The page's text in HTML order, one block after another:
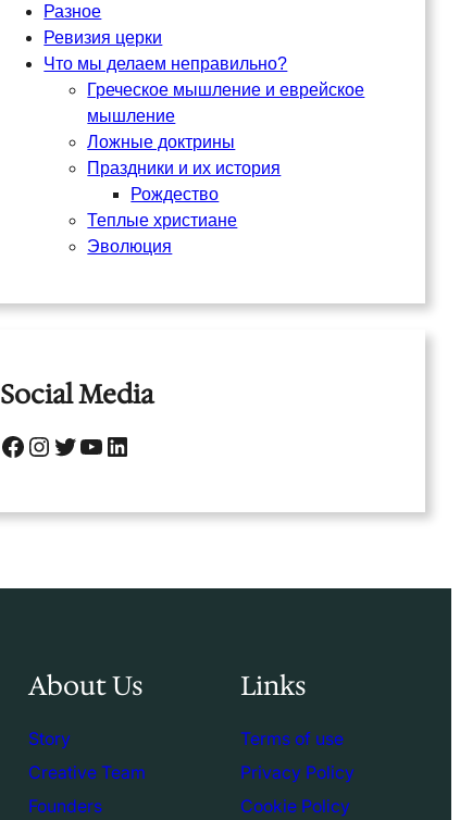
Разное
Ревизия церки
Что мы делаем неправильно?
Греческое мышление и еврейское
мышление
Ложные доктрины
Праздники и их история
Рождество
Теплые христиане
Эволюция
Social Media
Facebook Instagram Twitter YouTube LinkedIn
About Us
Story
Creative Team
Founders
Links
Terms of use
Privacy Policy
Cookie Policy